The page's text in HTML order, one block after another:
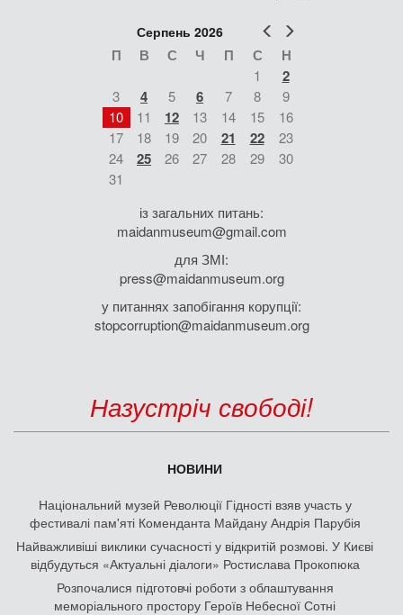
Попер
Серпень 2026
П В С Ч П С Н
1 2
3 4 5 6 7 8
9
10
11 12 13 14 15
16
17
18 19 20 21 22
23
24
25 26 27 28 29
30
31
із загальних питань:
maidanmuseum@gmail.com
для ЗМІ:
press@maidanmuseum.org
у питаннях запобігання корупції:
stopcorruption@maidanmuseum.org
Назустріч свободі!
НОВИНИ
Національний музей Революції Гідності взяв участь у
фестивалі пам'яті Коменданта Майдану Андрія Парубія
Найважливіші виклики сучасності у відкритій розмові. У Києві
відбудуться «Актуальні діалоги» Ростислава Прокопюка
Розпочалися підготовчі роботи з облаштування
меморіального простору Героїв Небесної Сотні